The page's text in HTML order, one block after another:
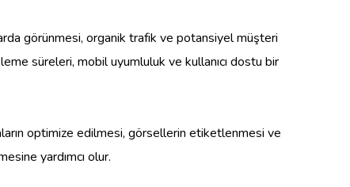
görünmesi, organik trafik ve potansiyel müşteri
süreleri, mobil uyumluluk ve kullanıcı dostu bir
optimize edilmesi, görsellerin etiketlenmesi ve
yardımcı olur.